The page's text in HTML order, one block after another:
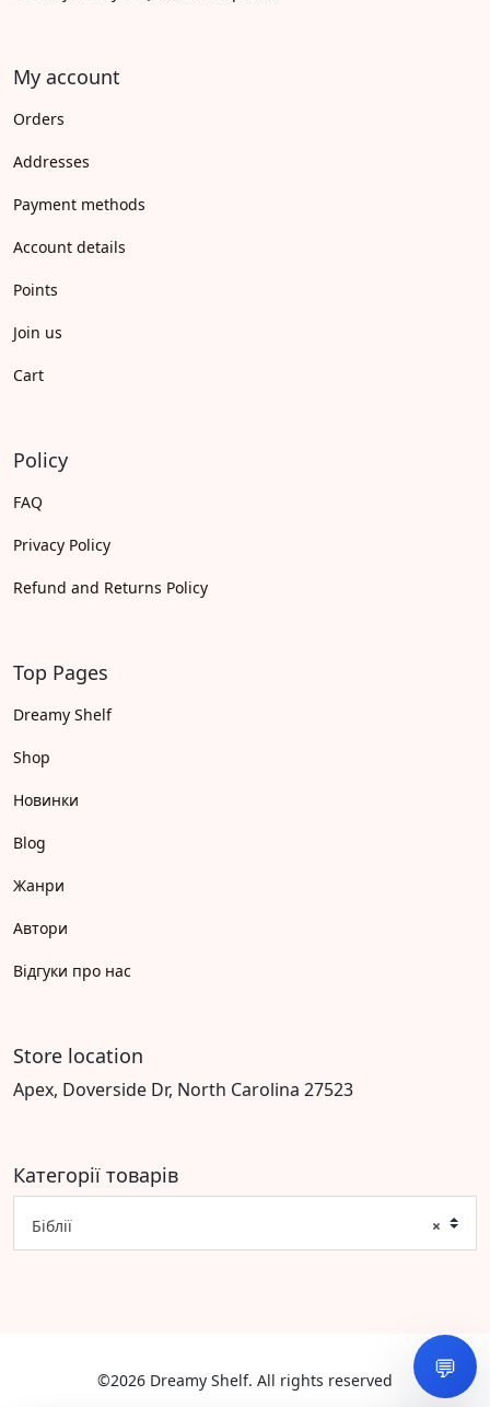
My account
Orders
Addresses
Payment methods
Account details
Points
Join us
Cart
Policy
FAQ
Privacy Policy
Refund and Returns Policy
Top Pages
Dreamy Shelf
Shop
Новинки
Blog
Жанри
Автори
Відгуки про нас
Store location
Apex, Doverside Dr, North Carolina 27523
Категорії товарів
×
Біблії
©2026 Dreamy Shelf. All rights reserved 💬